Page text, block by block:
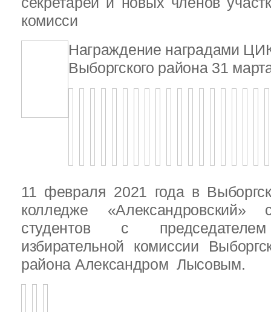
комисси
Награждение наградами
Выборгского района 31
11 февраля 2021 года в
колледже «Александровский»
студентов с председателем
избирательной комиссии
района Александром Лысовым.